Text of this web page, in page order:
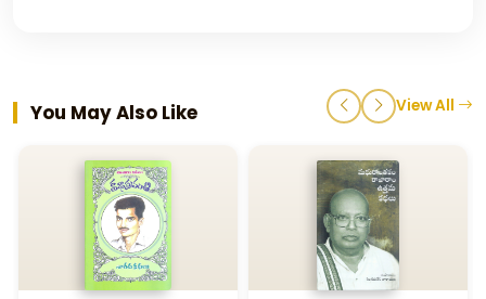
You May Also Like View All